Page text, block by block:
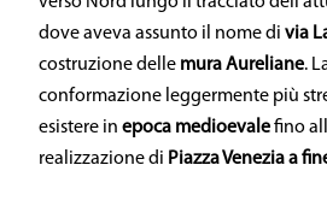
dove aveva assunto il nome di via
costruzione delle mura Aureliane.
conformazione leggermente più
esistere in epoca medioevalefino
realizzazione di Piazza Venezia a